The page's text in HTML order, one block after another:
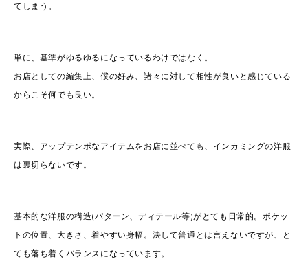
てしまう。
単に、基準がゆるゆるになっているわけではなく。
お店としての編集上、僕の好み、諸々に対して相性が良いと感じている
からこそ何でも良い。
実際、アップテンポなアイテムをお店に並べても、インカミングの洋服
は裏切らないです。
基本的な洋服の構造(パターン、ディテール等)がとても日常的。ポケッ
トの位置、大きさ、着やすい身幅。決して普通とは言えないですが、と
ても落ち着くバランスになっています。